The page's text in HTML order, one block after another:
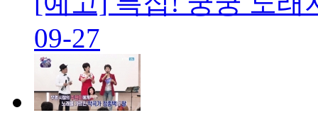
09-27